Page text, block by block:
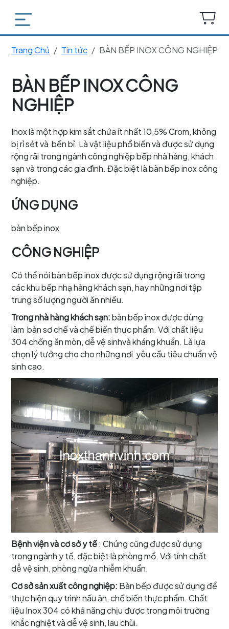
Trang Chủ Tin tức BÀN BẾP INOX CÔNG NGHIỆP
BÀN BẾP INOX CÔNG
NGHIỆP
Inox là một hợp kim sắt chứa ít nhất 10,5% Crom, không
bị rỉ sét và bền bỉ. Là vật liệu phổ biến và được sử dụng
rộng rãi trong ngành công nghiệp bếp nhà hàng, khách
sạn và trong các gia đình. Đặc biệt là bàn bếp inox công
nghiệp.
ỨNG DỤNG
bàn bếp inox
CÔNG NGHIỆP
Có thể nói bàn bếp inox được sử dụng rộng rãi trong
các khu bếp nhạ hàng khách sạn, hay những nơi tập
trung số lượng người ăn nhiều.
Trong nhà hàng khách sạn:bàn bếp inox được dùng
làm bàn sơ chế và chế biến thực phẩm. Với chất liệu
304 chống ăn mòn, dễ vệ sinhvà kháng khuẩn. Là lựa
chọn lý tưởng cho cho những nơi yêu cầu tiêu chuẩn vệ
sinh cao.
Bệnh viện và cơ sở y tế: Chúng cũng được sử dụng
trong ngành y tế, đặc biệt là phòng mổ. Với tính chất
dễ vệ sinh, phòng ngừa nhiễm khuẩn.
Cơ sở sản xuất công nghiệp: Bàn bếp được sử dụng để
thực hiện quy trình nấu ăn, chế biến thực phẩm. Chất
liệu Inox 304 có khả năng chịu được trong môi trường
khắc nghiệt và dễ vệ sinh, lau chùi.